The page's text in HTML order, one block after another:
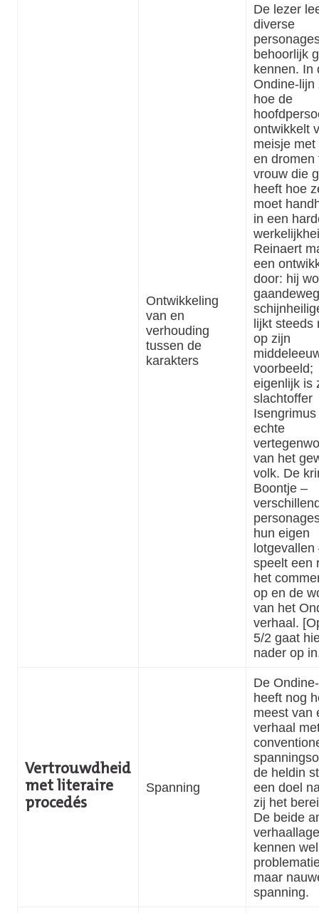
Ontwikkeling
van en
verhouding
tussen de
karakters
De lezer
diverse
behoorlijk
kennen. In
Ondine-lijn
hoe de
ontwikkelt
meisje
en dromen
vrouw die
heeft hoe
moet
in een
Reinaert
een
door: hij
gaandeweg
lijkt steeds
op zijn
voorbeeld;
eigenlijk is
slachtoffer
echte
van het
volk. De
Boontje –
hun eigen
lotgevallen
speelt een
het
op en de
van het
verhaal.
5/2 gaat
nader op
Vertrouwdheid
met literaire
procedés
Spanning
De
heeft nog
meest van
verhaal
de heldin
een doel
zij het
De beide
kennen
maar
spanning.